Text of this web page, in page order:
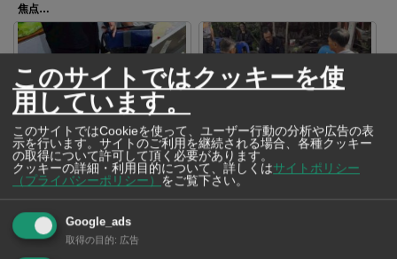
焦点…
地方公務員試験で大規模な不正を
摘発 答案修正の裏金、総額45億
Bに及ぶ
ナタを手に教師を追い回した9歳の
児童 学校で起きた事件が問いか
けたもの
このサイトではクッキーを使
用しています。
このサイトではCookieを使って、ユーザー行動の分析や広告の表
示を行います。サイトのご利用を継続される場合、各種クッキー
の取得について許可して頂く必要があります。
クッキーの詳細・利用目的について、詳しくはサイトポリシー
（プライバシーポリシー）
をご覧下さい。
Google_ads
取得の目的: 広告